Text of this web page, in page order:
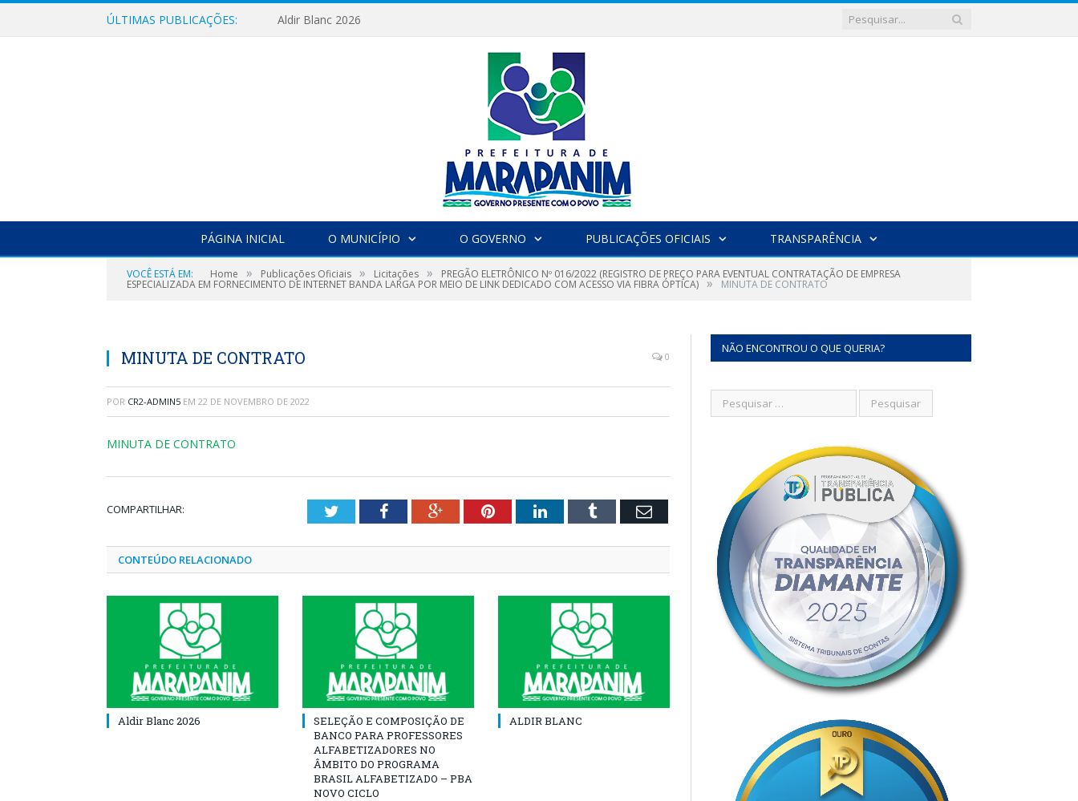
ÚLTIMAS PUBLICAÇÕES: Aldir Blanc 2026
PÁGINA INICIAL O MUNICÍPIO O GOVERNO PUBLICAÇÕES OFICIAIS TRANSPARÊNCIA
VOCÊ ESTÁ EM: Home » Publicações Oficiais » Licitações » PREGÃO ELETRÔNICO Nº 016/2022 (REGISTRO DE PREÇO PARA EVENTUAL CONTRATAÇÃO DE EMPRESA
ESPECIALIZADA EM FORNECIMENTO DE INTERNET BANDA LARGA POR MEIO DE LINK DEDICADO COM ACESSO VIA FIBRA ÓPTICA) » MINUTA DE CONTRATO
MINUTA DE CONTRATO 0
POR CR2-ADMIN5 EM 22 DE NOVEMBRO DE 2022
MINUTA DE CONTRATO
COMPARTILHAR: TwitterFacebookGoogle+PinterestLinkedInTumblr Email
CONTEÚDO RELACIONADO
Aldir Blanc 2026
SELEÇÃO E COMPOSIÇÃO DE
BANCO PARA PROFESSORES
ALFABETIZADORES NO
ÂMBITO DO PROGRAMA
BRASIL ALFABETIZADO – PBA
NOVO CICLO
ALDIR BLANC
NÃO ENCONTROU O QUE QUERIA?